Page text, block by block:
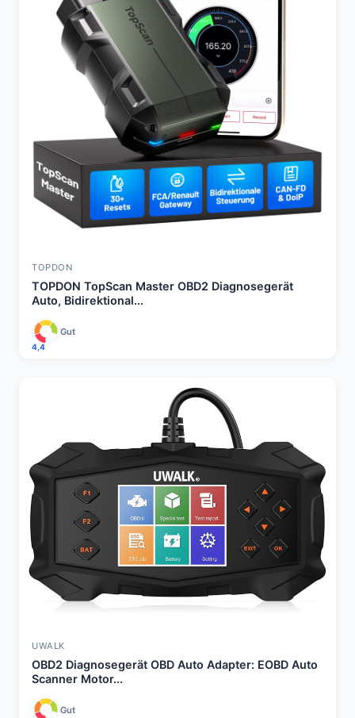
TOPDON
TOPDON TopScan Master OBD2 Diagnosegerät
Auto, Bidirektional...
4,4
Gut
UWALK
OBD2 Diagnosegerät OBD Auto Adapter: EOBD Auto
Scanner Motor...
Gut